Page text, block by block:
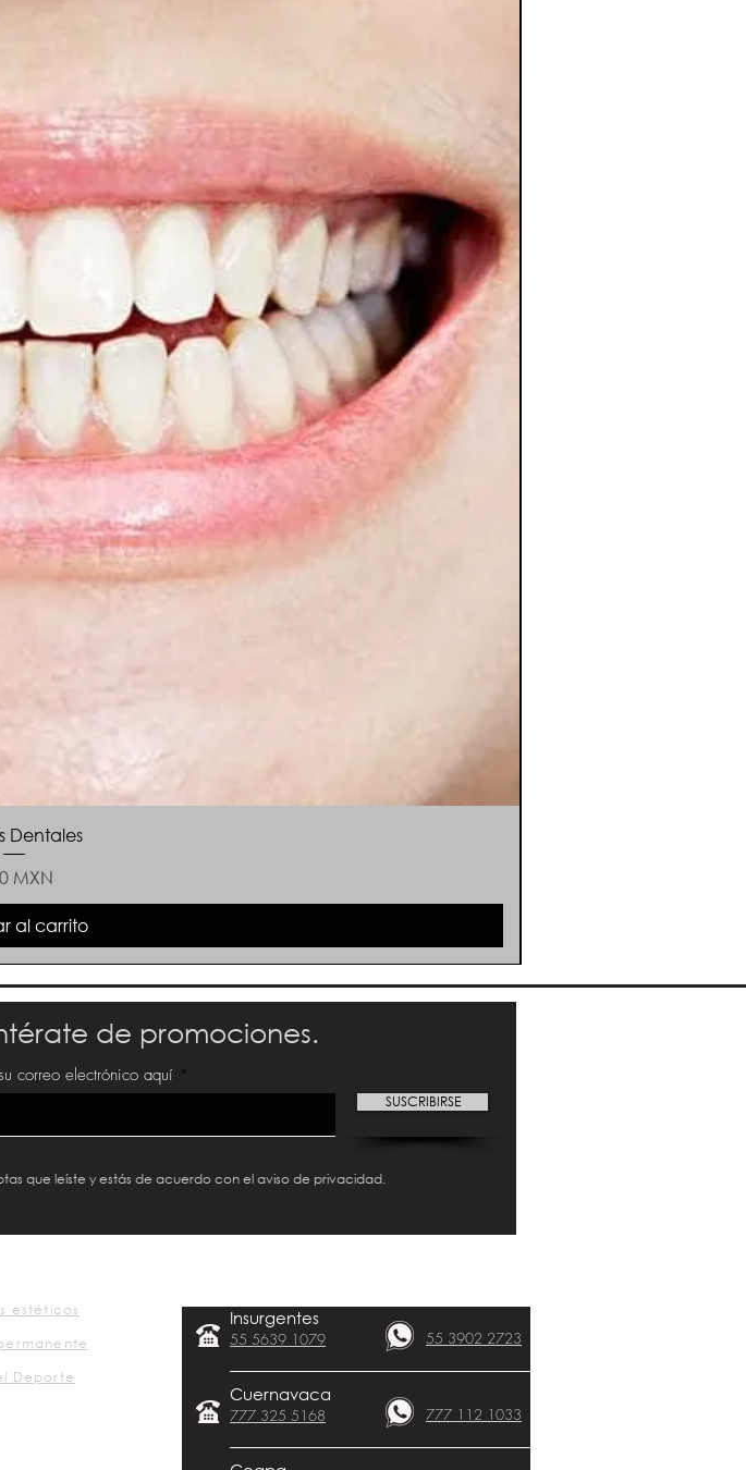
Dentales
MXN
al carrito
de promociones.
correo electrónico aquí
SUSCRIBIRSE
que leíste y estás de acuerdo con el aviso de privacidad.
estéticos
Deporte
CLÍNICAS​
Insurgentes
55 5639 1079 55 3902 2723
Cuernavaca
777 325 5168 777 112 1033